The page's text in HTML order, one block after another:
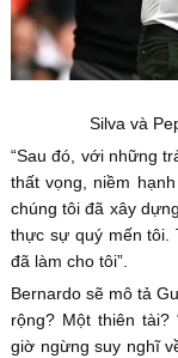
Silva và
“Sau đó, với những
thất vọng, niềm
chúng tôi đã xây
thực sự quý mến
đã làm cho tôi”.
Bernardo sẽ mô tả
rộng? Một thiên tài?
giờ ngừng suy nghĩ